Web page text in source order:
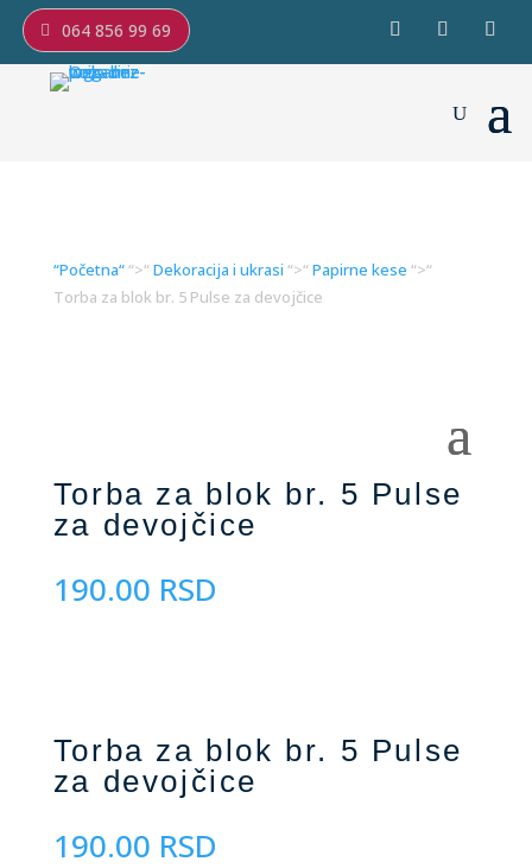
064 856 99 69
“Početna““>“Dekoracija i ukrasi “>“Papirne kese “>“
Torba za blok br. 5 Pulse za devojčice
Torba za blok br. 5 Pulse
za devojčice
190.00 RSD
Torba za blok br. 5 Pulse
za devojčice
190.00 RSD